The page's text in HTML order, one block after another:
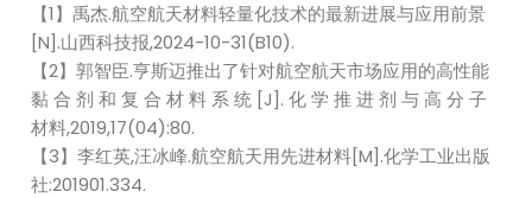
【1】禹杰.航空航天材料轻量化技术的最新进展与应用前景
[N].山西科技报,2024-10-31(B10).
【2】郭智臣.亨斯迈推出了针对航空航天市场应用的高性能
黏 合 剂 和 复 合 材 料 系 统 [J]. 化 学 推 进 剂 与 高 分 子
材料,2019,17(04):80.
【3】李红英,汪冰峰.航空航天用先进材料[M].化学工业出版
社:201901.334.